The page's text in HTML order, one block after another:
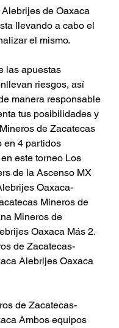
de Oaxaca
llevando a cabo el
el mismo.
las apuestas
riesgos, así
manera responsable
tus posibilidades y
de Zacatecas
en 4 partidos
este torneo Los
de la Ascenso MX
Oaxaca-
Mineros de
Mineros de
Oaxaca Más 2.
de Zacatecas-
Alebrijes Oaxaca
de Zacatecas-
Ambos equipos